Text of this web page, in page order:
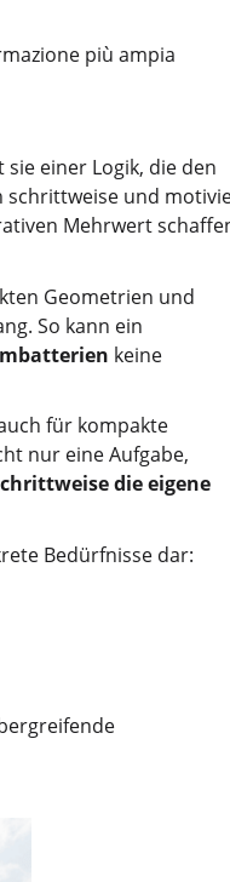
più ampia
einer Logik, die den
schrittweise und
Mehrwert
Geometrien und
So kann ein
keine
für kompakte
nur eine Aufgabe,
die eigene
Bedürfnisse dar: